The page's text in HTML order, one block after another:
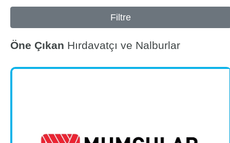
Filtre
Öne Çıkan Hırdavatçı ve Nalburlar